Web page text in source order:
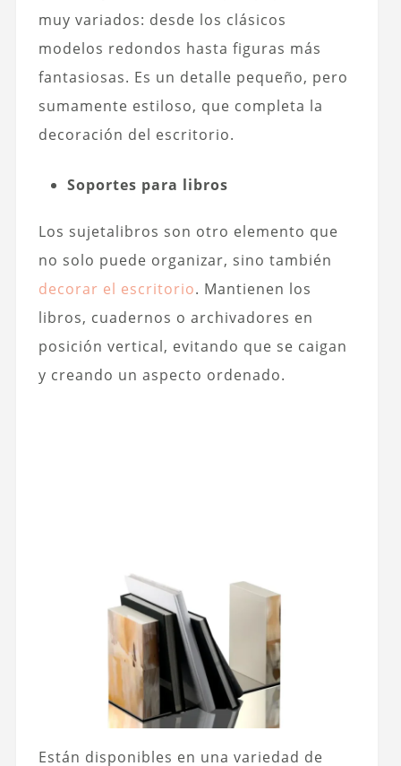
muy variados: desde los clásicos
modelos redondos hasta figuras más
fantasiosas. Es un detalle pequeño, pero
sumamente estiloso, que completa la
decoración del escritorio.
Soportes para libros
Los sujetalibros son otro elemento que
no solo puede organizar, sino también
decorar el escritorio. Mantienen los
libros, cuadernos o archivadores en
posición vertical, evitando que se caigan
y creando un aspecto ordenado.
Están disponibles en una variedad de